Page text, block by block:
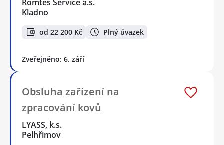
Romtes Service a.s.
Kladno
od 22 200 Kč Plný úvazek
Zveřejněno: 6. září
Obsluha zařízení na
zpracování kovů
LYASS, k.s.
Pelhřimov